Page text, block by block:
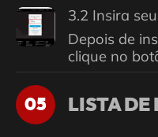
3.2 Insira
Depois de
clique no
05 LISTA